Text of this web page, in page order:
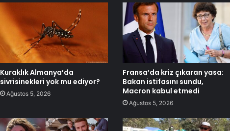
Kuraklık Almanya’da
sivrisinekleri yok mu ediyor?
Ağustos 5, 2026
Fransa’da kriz çıkaran yasa:
Bakan istifasını sundu,
Macron kabul etmedi
Ağustos 5, 2026